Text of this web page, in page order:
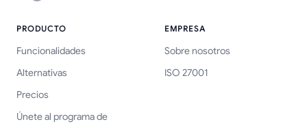
PRODUCTO
Funcionalidades
Alternativas
Precios
Únete al programa de
EMPRESA
Sobre nosotros
ISO 27001